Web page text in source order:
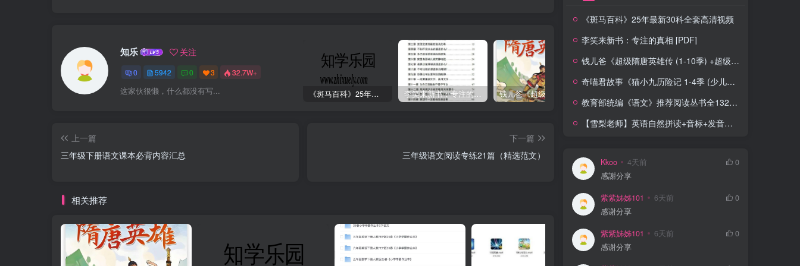
知乐 关注
0 5942 0 3 32.7W+
这家伙很懒，什么都没有写... 《斑马百科》25年最新30科全套高清视频 李笑来新书：专注的真相 [PDF]
上一篇
三年级下册语文课本必背内容汇总
下一篇
三年级语文阅读专练21篇（精选范文）
相关推荐
《斑马百科》25年最新30科全套高清视频
李笑来新书：专注的真相 [PDF]
钱儿爸《超级隋唐英雄传 (1-10季) +超级隋唐英雄后传 (1-4季）
奇喵君故事《猫小九历险记 1-4季 (少儿大型奇幻冒险之旅)
教育部统编《语文》推荐阅读丛书全132种143册
【雪梨老师】英语自然拼读+音标+发音规则（精品课三合一）
Kkoo 4天前
0
感謝分享
紫紫姊姊101 6天前
0
感谢分享
紫紫姊姊101 6天前
0
感谢分享